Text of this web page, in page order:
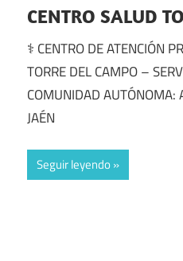
CENTRO SALUD
⚕️ CENTRO DE ATENCIÓN
TORRE DEL CAMPO –
COMUNIDAD AUTÓNOMA:
JAÉN
Seguir leyendo